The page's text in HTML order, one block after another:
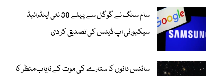
سام سنگ نے گوگل سے پہلے 38 نئی اینڈرائیڈ
سیکیورٹی اپ ڈیٹس کی تصدیق کر دی
سائنس دانوں کا ستارے کی موت کے نایاب منظر کا